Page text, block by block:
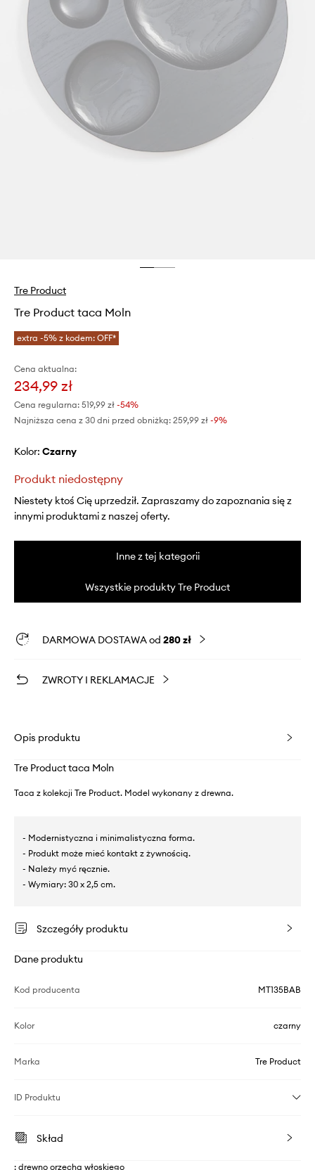
Tre Product
Tre Product taca Moln
extra -5% z kodem: OFF*
Cena aktualna:
234,99 zł
Cena regularna: 519,99 zł -54%
Najniższa cena z 30 dni przed obniżką: 259,99 zł -9%
Kolor: czarny
Produkt niedostępny
Niestety ktoś Cię uprzedził. Zapraszamy do zapoznania się z
innymi produktami z naszej oferty.
Inne z tej kategorii
Wszystkie produkty Tre Product
DARMOWA DOSTAWA od 280 zł
ZWROTY I REKLAMACJE
Opis produktu
Tre Product taca Moln
Taca z kolekcji Tre Product. Model wykonany z drewna.
- Modernistyczna i minimalistyczna forma.
- Produkt może mieć kontakt z żywnością.
- Należy myć ręcznie.
- Wymiary: 30 x 2,5 cm.
Szczegóły produktu
Dane produktu
Kod producenta MT135BAB
Kolor czarny
Marka Tre Product
ID Produktu
Skład
: drewno orzecha włoskiego